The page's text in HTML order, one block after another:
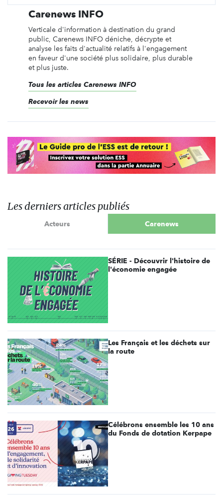
Carenews INFO
Verticale d'information à destination du grand
public, Carenews INFO déniche, décrypte et
analyse les faits d'actualité relatifs à l'engagement
en faveur d'une société plus solidaire, plus durable
et plus juste.
Tous les articles Carenews INFO
Recevoir les news
Les derniers articles publiés
Acteurs Carenews
SÉRIE - Découvrir l'histoire de
l'économie engagée
Les Français et les déchets sur
la route
Célébrons ensemble les 10 ans
du Fonds de dotation Kerpape